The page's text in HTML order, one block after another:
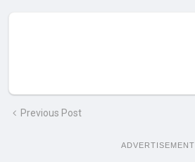
Previous Post
ADVERTISEMENT